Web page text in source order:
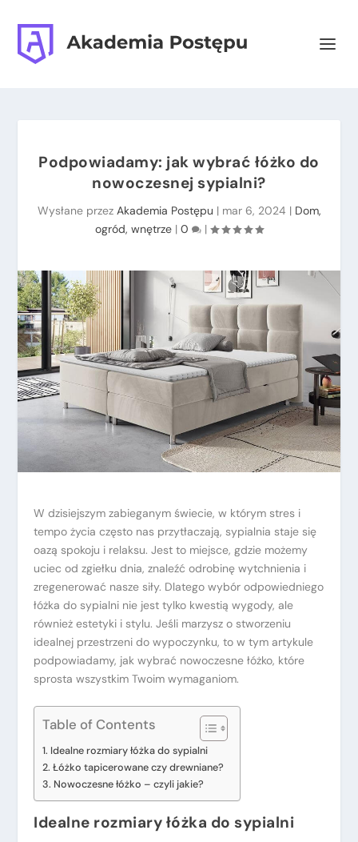
Podpowiadamy: jak wybrać łóżko do
nowoczesnej sypialni?
Wysłane przez Akademia Postępu | mar 6, 2024 | Dom,
ogród, wnętrze | 0 |
W dzisiejszym zabieganym świecie, w którym stres i
tempo życia często nas przytłaczają, sypialnia staje się
oazą spokoju i relaksu. Jest to miejsce, gdzie możemy
uciec od zgiełku dnia, znaleźć odrobinę wytchnienia i
zregenerować nasze siły. Dlatego wybór odpowiedniego
łóżka do sypialni nie jest tylko kwestią wygody, ale
również estetyki i stylu. Jeśli marzysz o stworzeniu
idealnej przestrzeni do wypoczynku, to w tym artykule
podpowiadamy, jak wybrać nowoczesne łóżko, które
sprosta wszystkim Twoim wymaganiom.
Table of Contents
Idealne rozmiary łóżka do sypialni
Łóżko tapicerowane czy drewniane?
Nowoczesne łóżko – czyli jakie?
Idealne rozmiary łóżka do sypialni